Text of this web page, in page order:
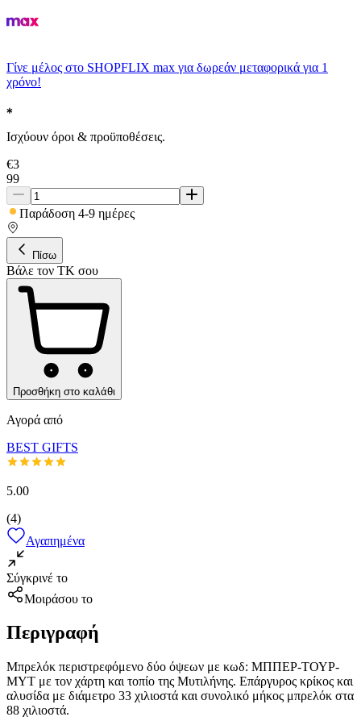
Γίνε μέλος στο SHOPFLIX max για δωρεάν μεταφορικά για 1
χρόνο!
Ισχύουν όροι & προϋποθέσεις.
€3
99
Παράδοση 4-9 ημέρες
Πίσω
Βάλε τον ΤΚ σου
Προσθήκη στο καλάθι
Αγορά από
BEST GIFTS
5.00
(4)
Αγαπημένα
Σύγκρινέ το
Μοιράσου το
Περιγραφή
Μπρελόκ περιστρεφόμενο δύο όψεων με κωδ: ΜΠΠΕΡ-ΤΟΥΡ-
ΜΥΤ με τον χάρτη και τοπίο της Μυτιλήνης. Επάργυρος κρίκος και
αλυσίδα με διάμετρο 33 χιλιοστά και συνολικό μήκος μπρελόκ στα
88 χιλιοστά.